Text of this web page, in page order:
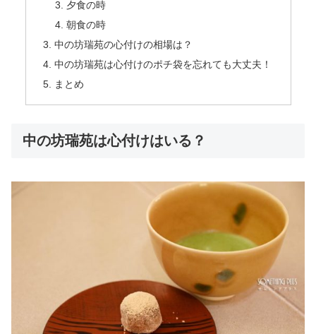
夕食の時
朝食の時
中の坊瑞苑の心付けの相場は？
中の坊瑞苑は心付けのポチ袋を忘れても大丈夫！
まとめ
中の坊瑞苑は心付けはいる？